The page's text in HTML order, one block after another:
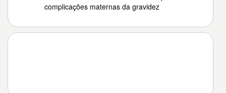
complicações maternas da gravidez